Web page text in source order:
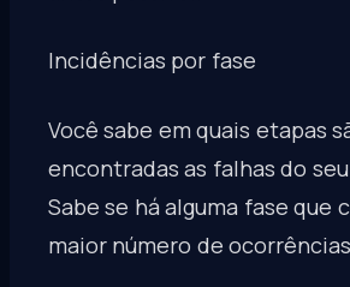
Incidências por fase
Você sabe em quais etapas
encontradas as falhas do
Sabe se há alguma fase que
maior número de